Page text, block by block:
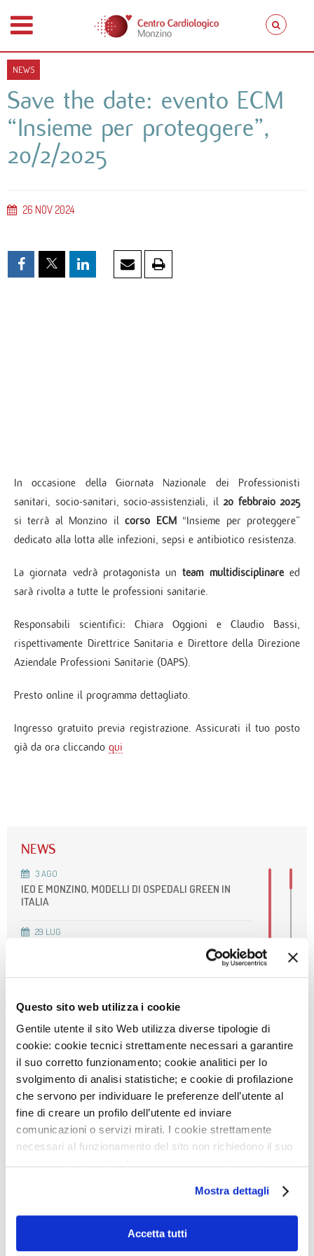
Questo sito web utilizza i cookie
Gentile utente il sito Web utilizza diverse tipologie di
cookie: cookie tecnici strettamente necessari a garantire
il suo corretto funzionamento; cookie analitici per lo
svolgimento di analisi statistiche; e cookie di profilazione
che servono per individuare le preferenze dell’utente al
fine di creare un profilo dell’utente ed inviare
comunicazioni o servizi mirati. I cookie strettamente
necessari al funzionamento del sito non richiedono il suo
Qualora non volesse esprimere preferenze può chiudere
il banner cliccando sul tasto x; in tal caso potranno
essere utilizzati solo i cookie strettamente necessari al
funzionamento del sito. Per “Maggiori Informazioni” la
Mostra dettagli
Accetta tutti
NEWS
Save the date: evento ECM
“Insieme per proteggere”,
20/2/2025
26 NOV 2024
In occasione della Giornata Nazionale dei Professionisti
sanitari, socio-sanitari, socio-assistenziali, il 20 febbraio 2025
si terrà al Monzino ilcorso ECM“Insieme per proteggere”
dedicato alla lotta alle infezioni, sepsi e antibiotico resistenza.
La giornata vedrà protagonista unteam multidisciplinareed
sarà rivolta a tutte le professioni sanitarie.
Responsabili scientifici: Chiara Oggioni e Claudio Bassi,
rispettivamente Direttrice Sanitaria e Direttore della Direzione
Aziendale Professioni Sanitarie (DAPS).
Presto online il programma dettagliato.
Ingresso gratuito previa registrazione. Assicurati il tuo posto
già da ora cliccando qui
NEWS
3AGO
IEO E MONZINO, MODELLI DI OSPEDALI GREEN IN
ITALIA
29 LUG
DIVENTA VOLONTARIO SOTTOVOCE: UN GESTO CHE
AVVISO: CHIUSURA SERVIZI
8LUG
NIGHT RUN MONZINO: PUNTO ISCRIZIONI GIOVEDÌ
16/7
22GIU
ACCREDITAMENTO DELLA NOSTRA UOS DI RM
CARDIOVASCOLARE
22GIU
ONDATE DI CALORE, ALCUNI CONSIGLI PER
NEWSLETTER
Iscriviti e ricevi le ultime news del
MONZINO